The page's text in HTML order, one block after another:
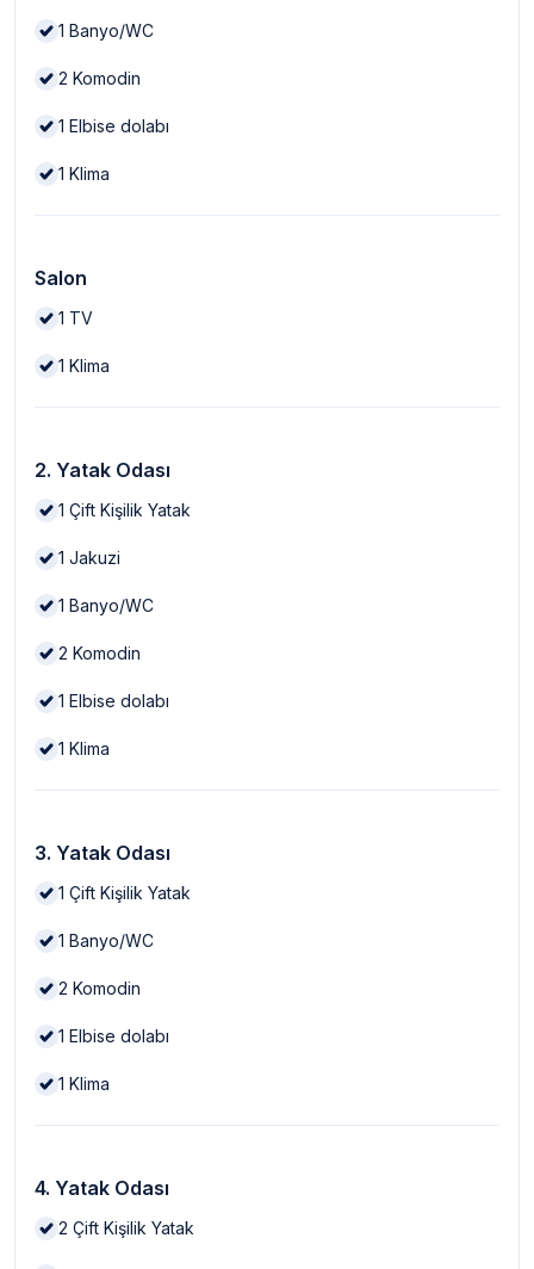
1 Banyo/WC
2 Komodin
1 Elbise dolabı
1 Klima
Salon
1 TV
1 Klima
2. Yatak Odası
1 Çift Kişilik Yatak
1 Jakuzi
1 Banyo/WC
2 Komodin
1 Elbise dolabı
1 Klima
3. Yatak Odası
1 Çift Kişilik Yatak
1 Banyo/WC
2 Komodin
1 Elbise dolabı
1 Klima
4. Yatak Odası
2 Çift Kişilik Yatak